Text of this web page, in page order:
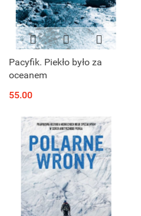
Pacyfik. Piekło było za
oceanem
55.00